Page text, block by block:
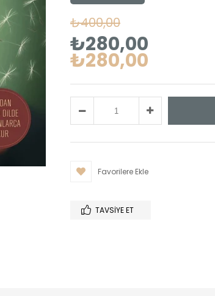
₺400,00
₺280,00
₺280,00
Favorilere Ekle
TAVSIYE ET